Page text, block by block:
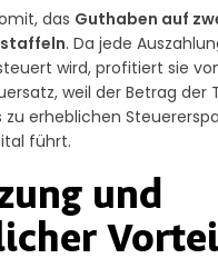
das Guthaben auf
. Da jede
wird, profitiert sie
weil der Betrag der
zu erheblichen
führt.
und